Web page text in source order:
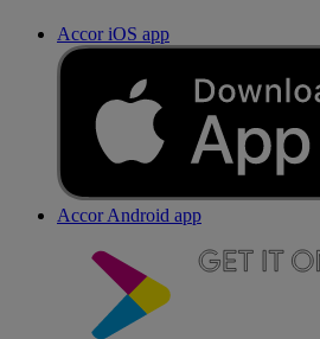
Accor iOS app
Accor Android app